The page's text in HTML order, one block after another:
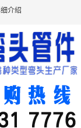
介绍